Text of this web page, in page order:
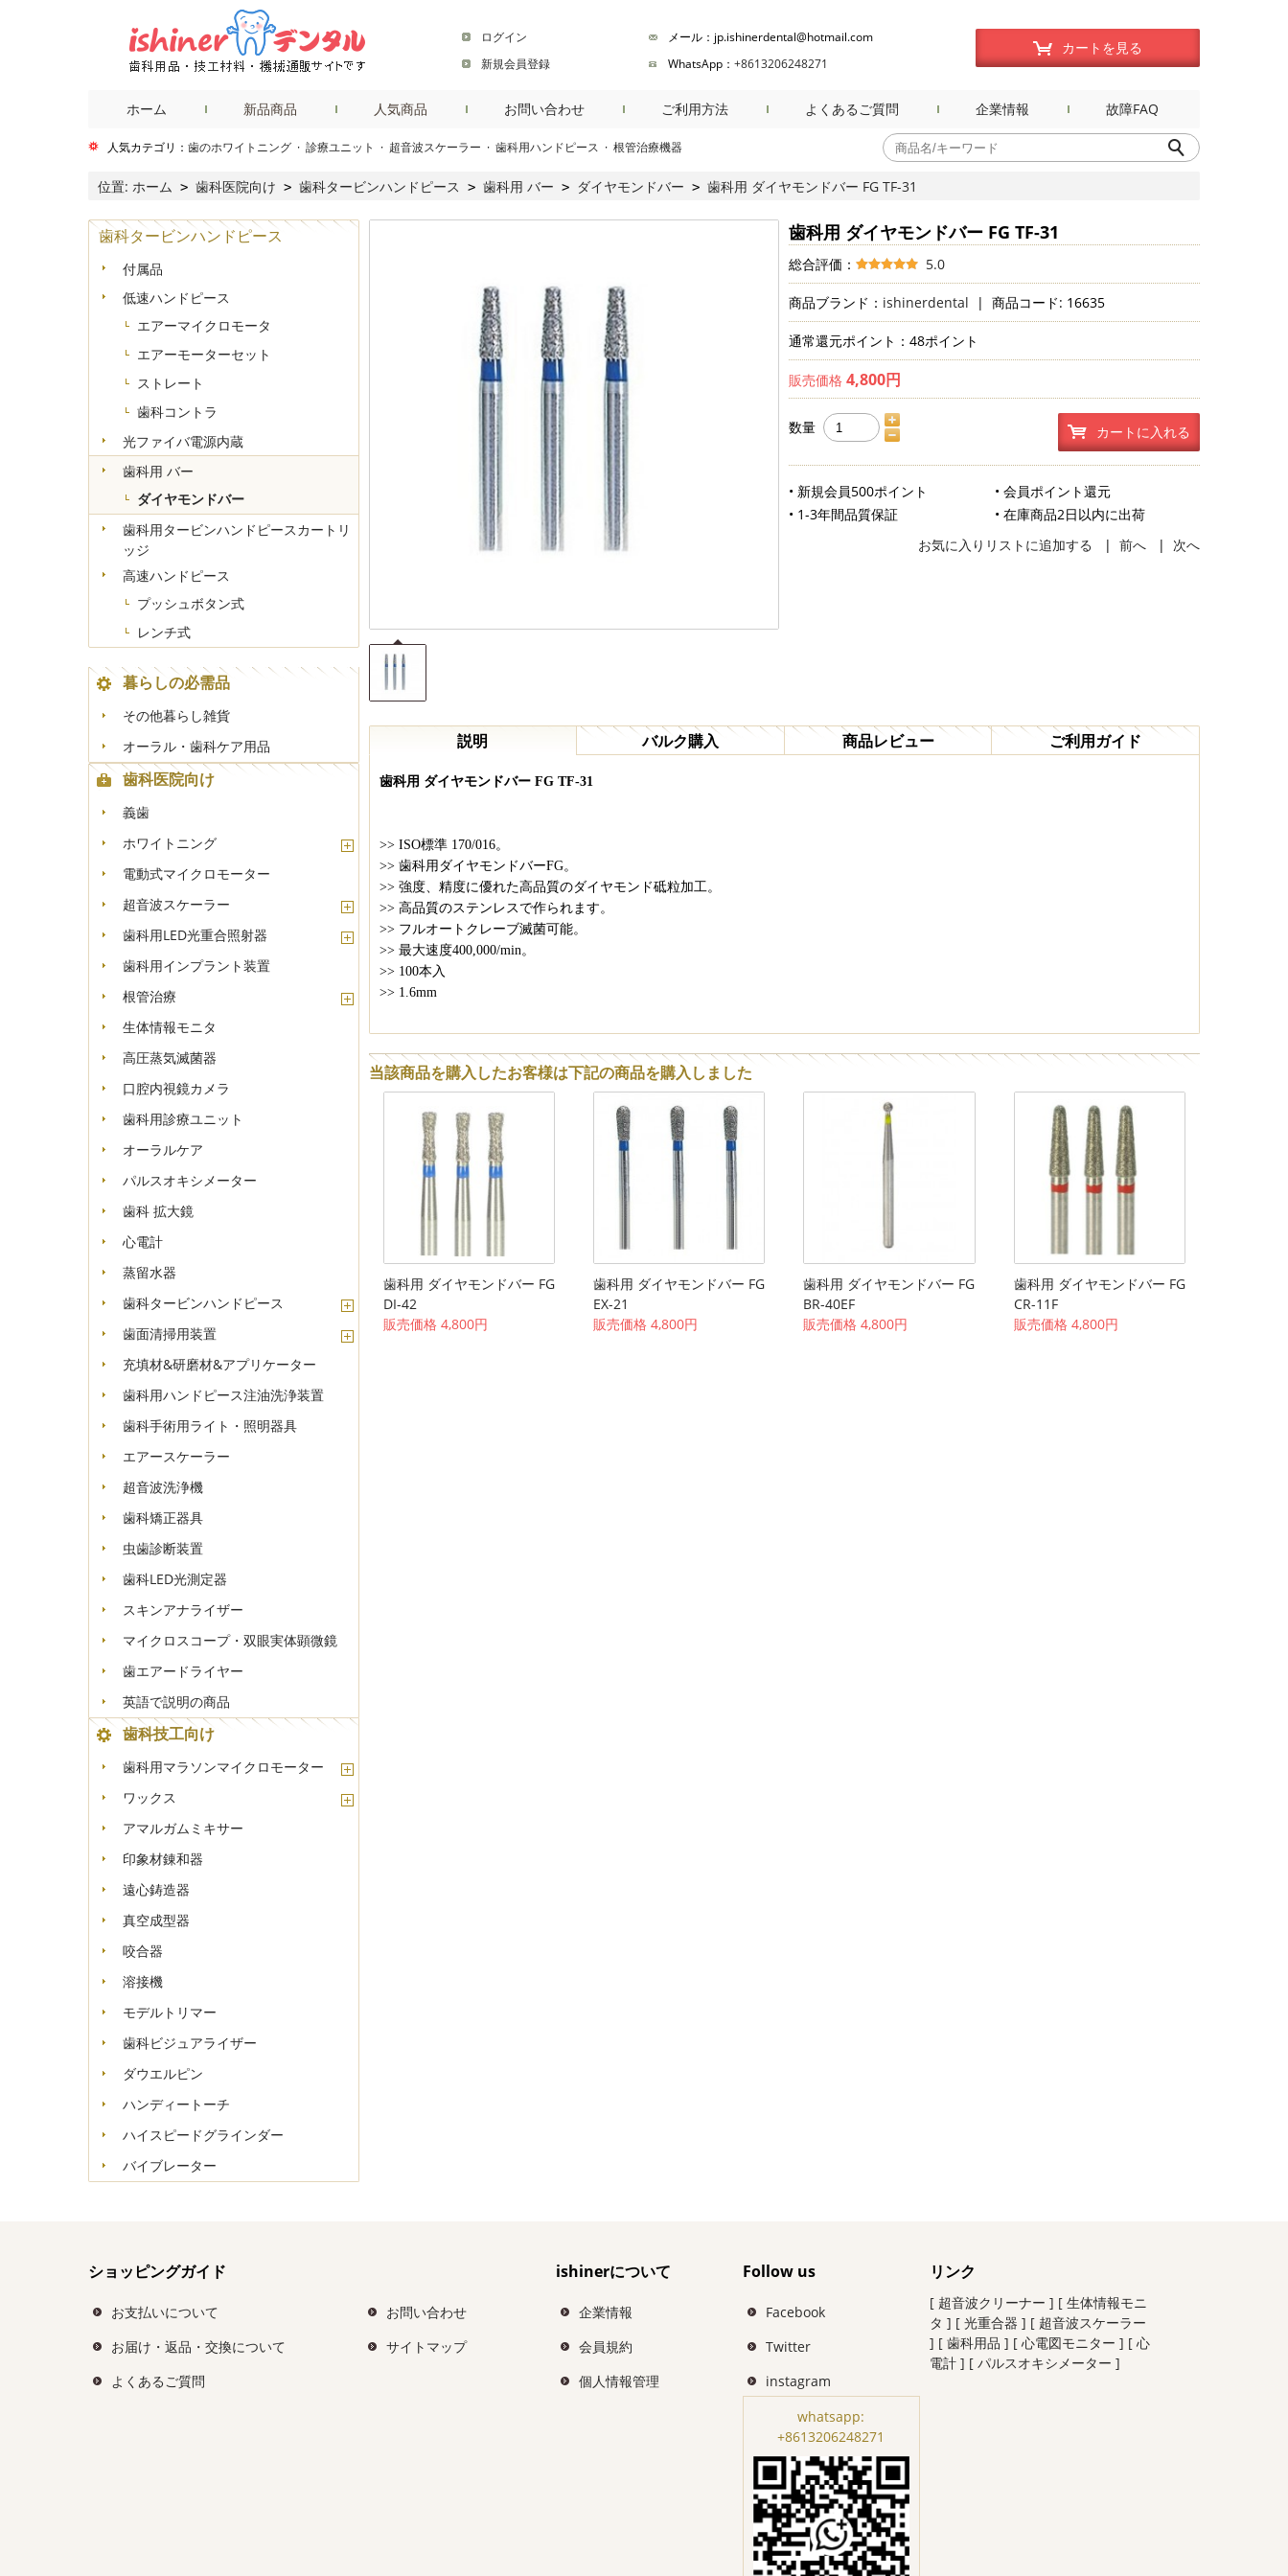
ログイン
新規会員登録
メール：jp.ishinerdental@hotmail.com
WhatsApp： +8613206248271
カートを見る
ホーム 新品商品 人気商品 お問い合わせ ご利用方法 よくあるご質問 企業情報 故障FAQ
人気カテゴリ： 歯のホワイトニング · 診療ユニット · 超音波スケーラー · 歯科用ハンドピース · 根管治療機器商品検索
位置: ホーム > 歯科医院向け > 歯科タービンハンドピース > 歯科用 バー > ダイヤモンドバー > 歯科用 ダイヤモンドバー FG TF-31
歯科用 ダイヤモンドバー FG TF-31
総合評価： 5.0
商品ブランド： ishinerdental |商品コード: 16635
通常還元ポイント：48ポイント
販売価格4,800円
数量 カートに入れる
• 新規会員500ポイント
• 会員ポイント還元
• 1-3年間品質保証
• 在庫商品2日以内に出荷
お気に入りリストに追加する
| 前へ | 次へ
説明 バルク購入 商品レビュー ご利用ガイド
歯科用 ダイヤモンドバー FG TF-31
>> ISO標準 170/016。
>> 歯科用ダイヤモンドバーFG。
>> 強度、精度に優れた高品質のダイヤモンド砥粒加工。
>> 高品質のステンレスで作られます。
>> フルオートクレーブ滅菌可能。
>> 最大速度400,000/min。
>> 100本入
>> 1.6mm
当該商品を購入したお客様は下記の商品を購入しました
歯科用 ダイヤモンドバー FG
DI-42
販売価格 4,800円
歯科用 ダイヤモンドバー FG
EX-21
販売価格 4,800円
歯科用 ダイヤモンドバー FG
BR-40EF
販売価格 4,800円
歯科用 ダイヤモンドバー FG
CR-11F
販売価格 4,800円
歯科タービンハンドピース
付属品
低速ハンドピース
エアーマイクロモータ
エアーモーターセット
ストレート
歯科コントラ
光ファイバ電源内蔵
歯科用 バー
ダイヤモンドバー
歯科用タービンハンドピースカートリ
ッジ
高速ハンドピース
プッシュボタン式
レンチ式
暮らしの必需品
その他暮らし雑貨
オーラル・歯科ケア用品
歯科医院向け
義歯
ホワイトニング
電動式マイクロモーター
超音波スケーラー
歯科用LED光重合照射器
歯科用インプラント装置
根管治療
生体情報モニタ
高圧蒸気滅菌器
口腔内視鏡カメラ
歯科用診療ユニット
オーラルケア
パルスオキシメーター
歯科 拡大鏡
心電計
蒸留水器
歯科タービンハンドピース
歯面清掃用装置
充填材&研磨材&アプリケーター
歯科用ハンドピース注油洗浄装置
歯科手術用ライト・照明器具
エアースケーラー
超音波洗浄機
歯科矯正器具
虫歯診断装置
歯科LED光測定器
スキンアナライザー
マイクロスコープ・双眼実体顕微鏡
歯エアードライヤー
英語で説明の商品
歯科技工向け
歯科用マラソンマイクロモーター
ワックス
アマルガムミキサー
印象材錬和器
遠心鋳造器
真空成型器
咬合器
溶接機
モデルトリマー
歯科ビジュアライザー
ダウエルピン
ハンディートーチ
ハイスピードグラインダー
バイブレーター
ショッピングガイド
お支払いについて
お届け・返品・交換について
よくあるご質問
お問い合わせ
サイトマップ
ishinerについて
企業情報
会員規約
個人情報管理
Follow us
Facebook
Twitter
instagram
whatsapp:
+8613206248271
リンク
[ 超音波クリーナー ] [ 生体情報モニ
タ ] [ 光重合器 ] [ 超音波スケーラー
] [ 歯科用品 ] [ 心電図モニター ] [ 心
電計 ] [ パルスオキシメーター ]